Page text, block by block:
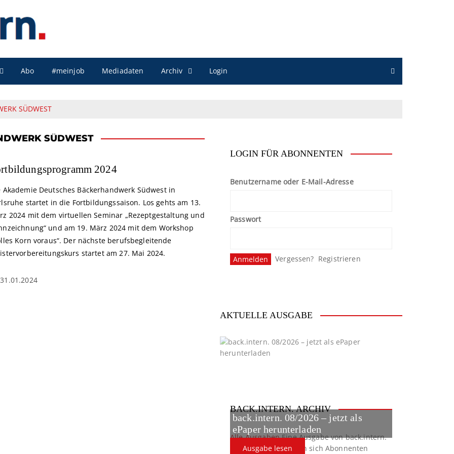
Abo #meinjob Mediadaten Archiv Login
SÜDWEST
SÜDWEST
2024
Akademie Deutsches Bäckerhandwerk Südwest in
startet in die Fortbildungssaison. Los gehts am 13.
2024 mit dem virtuellen Seminar „Rezeptgestaltung und
und am 19. März 2024 mit dem Workshop
Korn voraus“. Der nächste berufsbegleitende
startet am 27. Mai 2024.
31.01.2024
LOGIN FÜR ABONNENTEN
Benutzername oder E-Mail-Adresse
Passwort
Vergessen? Registrieren
AKTUELLE AUSGABE
back.intern. 08/2026 – jetzt als
ePaper herunterladen
Ausgabe lesen
BACK.INTERN. ARCHIV
Alle AusgabenEine Ausgabe von back.intern.
verpasst? Hier können sich Abonnenten